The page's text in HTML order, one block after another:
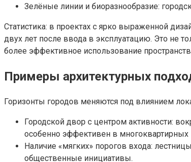
Зелёные линии и биоразнообразие:
Статистика: в проектах с ярко выраженной
двух лет после ввода в эксплуатацию. Это не
более эффективное использование
Примеры архитектурных
Горизонты городов меняются под влиянием
Городской двор с центром активности:
особенно эффективен в многоквартирных
Наличие «мягких» порогов входа:
общественные инициативы.